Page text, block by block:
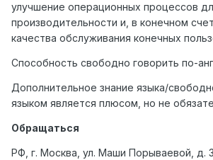
улучшение операционных процессов
производительности и, в конечном
качества обслуживания конечных
Способность свободно говорить по-
Дополнительное знание языка/
языком является плюсом, но не
Обращаться
РФ, г. Москва, ул. Маши Порываевой, д.